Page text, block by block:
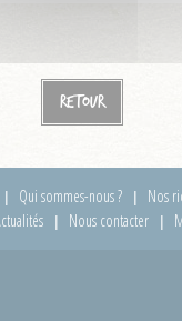
Retour
Qui sommes-nous ?
Nos
Nous contacter